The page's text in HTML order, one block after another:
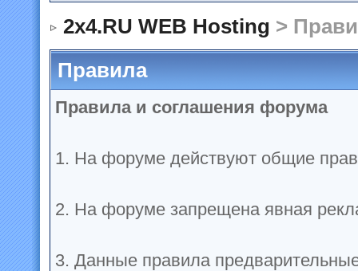
2x4.RU WEB Hosting >
Правила
Правила и соглашения форума
1. На форуме действуют общие
2. На форуме запрещена явная
3. Данные правила